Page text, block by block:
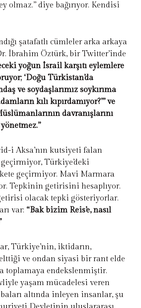
olmaz.” diye bağırıyor. Kendisi
şatafatlı cümleler arka arkaya
İbrahim Öztürk, bir Twitter’inde
yoğun İsrail karşıtı eylemlere
‘Doğu Türkistan’da
ve soydaşlarımız soykırıma
kılı kıpırdamıyor?’” ve
davranışlarını
i Aksa’nın kutsiyeti falan
Türkiye’deki
geçirmiyor. Mavi Marmara
Tepkinin getirisini hesaplıyor.
olacak tepki gösteriyorlar.
var: “Bak bizim Reis’e, nasıl
Türkiye’nin, iktidarın,
ve ondan siyasi bir rant elde
toplamaya endekslenmiştir.
yaşam mücadelesi veren
altında inleyen insanlar, şu